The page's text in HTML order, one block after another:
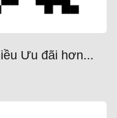
Ưu đãi hơn...